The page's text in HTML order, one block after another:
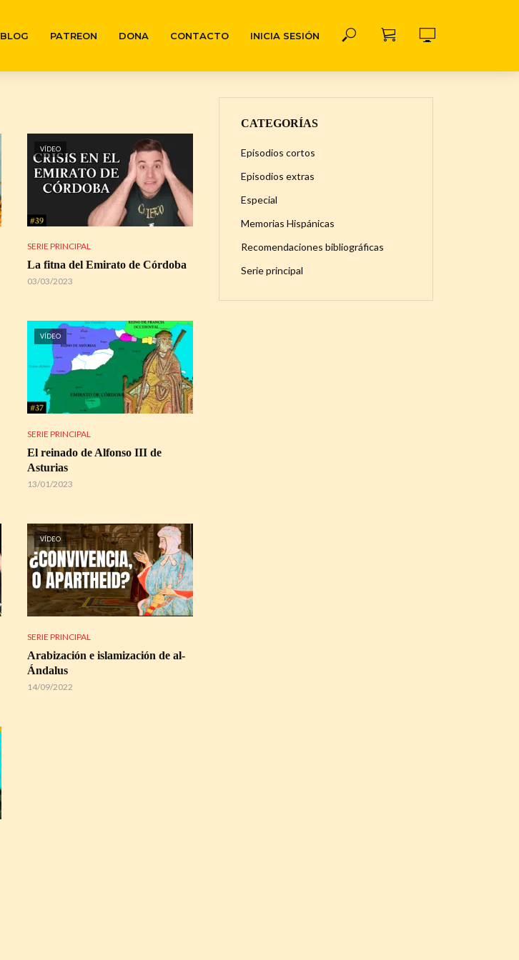
BLOG PATREON DONA CONTACTO INICIA SESIÓN
VÍDEO
SERIE PRINCIPAL
La fitna del Emirato de Córdoba
03/03/2023
VÍDEO
SERIE PRINCIPAL
El reinado de Alfonso III de
Asturias
13/01/2023
VÍDEO
SERIE PRINCIPAL
Arabización e islamización de al-
Ándalus
14/09/2022
CATEGORÍAS
Episodios cortos
Episodios extras
Especial
Memorias Hispánicas
Recomendaciones bibliográficas
Serie principal